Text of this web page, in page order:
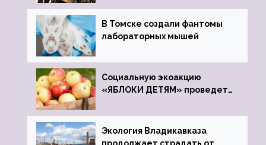
В Томске создали фантомы
лабораторных мышей
Социальную экоакцию
«ЯБЛОКИ ДЕТЯМ» проведет
Экология Владикавказа